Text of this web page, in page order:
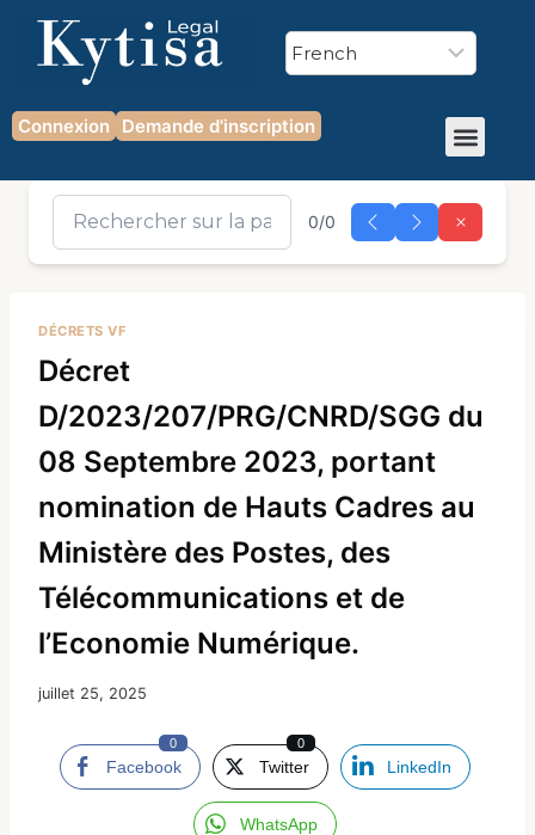
Connexion Demande d'inscription
0/0
DÉCRETS VF
Décret
D/2023/207/PRG/CNRD/SGG du
08 Septembre 2023, portant
nomination de Hauts Cadres au
Ministère des Postes, des
Télécommunications et de
l’Economie Numérique.
juillet 25, 2025
Facebook
0
Twitter
0
LinkedIn
WhatsApp